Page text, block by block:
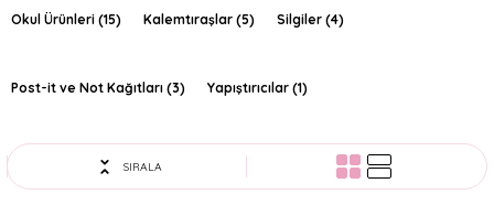
Okul Ürünleri (15) Kalemtıraşlar (5) Silgiler (4)
Post-it ve Not Kağıtları (3) Yapıştırıcılar (1)
SIRALA